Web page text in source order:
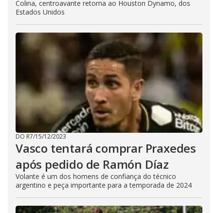
Colina, centroavante retorna ao Houston Dynamo, dos
Estados Unidos
DO R7/15/12/2023
Vasco tentará comprar Praxedes
após pedido de Ramón Díaz
Volante é um dos homens de confiança do técnico
argentino e peça importante para a temporada de 2024